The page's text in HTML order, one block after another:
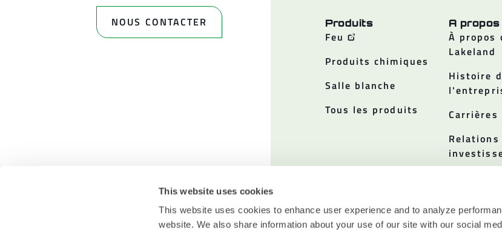
This website uses cookies
This website uses cookies to enhance user experience and to analyze
website. We also share information about your use of our site with our social
NOUS CONTACTER Produits
Feu
Produits chimiques
Salle blanche
Tous les produits
A propos
À propos
Lakeland
Histoire
Carrières
Relations